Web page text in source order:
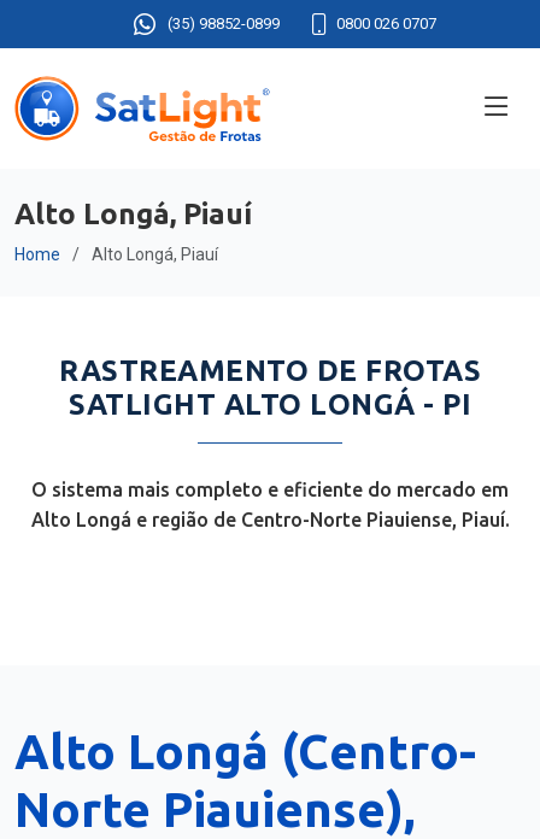
(35) 98852-0899 0800 026 0707
Alto Longá, Piauí
Home Alto Longá, Piauí
RASTREAMENTO DE FROTAS
SATLIGHT ALTO LONGÁ - PI
O sistema mais completo e eficiente do mercado em
Alto Longá e região de Centro-Norte Piauiense, Piauí.
Alto Longá (Centro-
Norte Piauiense),